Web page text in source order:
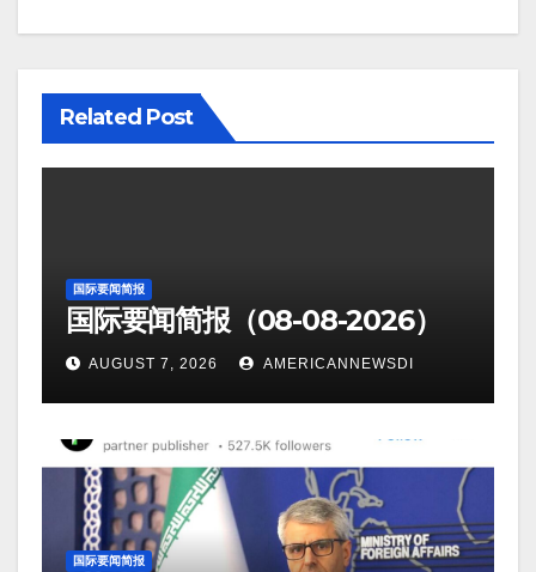
Related Post
国际要闻简报
国际要闻简报（08-08-2026）
AUGUST 7, 2026 AMERICANNEWSDI
国际要闻简报